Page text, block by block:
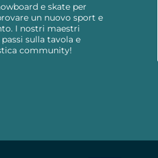
e skate per
un nuovo sport e
I nostri maestri
sulla tavola e
community!